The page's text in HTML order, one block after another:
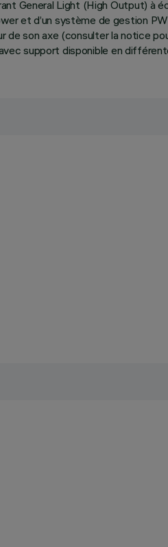
General Light (High Output) à
et d’un système de gestion
son axe (consulter la notice
support disponible en